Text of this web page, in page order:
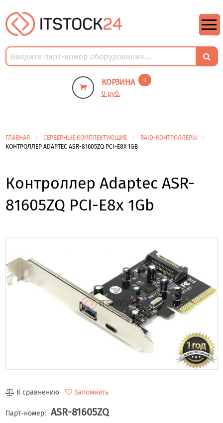
КОРЗИНА 0
0 руб.
ГЛАВНАЯ СЕРВЕРНЫЕ КОМПЛЕКТУЮЩИЕ
RAID-КОНТРОЛЛЕРЫ
КОНТРОЛЛЕР ADAPTEC ASR-81605ZQ PCI-E8X 1GB
Контроллер Adaptec ASR-
81605ZQ PCI-E8x 1Gb
К сравнению Запомнить
Парт-номер: ASR-81605ZQ